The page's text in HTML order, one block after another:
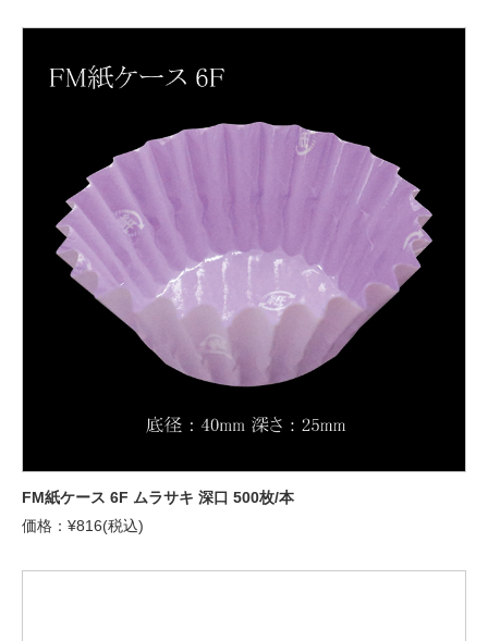
FM紙ケース 6F ムラサキ 深口 500枚/本
価格：¥816(税込)